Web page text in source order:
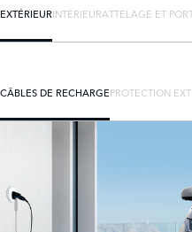
EXTÉRIEURINTÉRIEURATTELAGE ET
CÂBLES DE RECHARGEPROTECTION